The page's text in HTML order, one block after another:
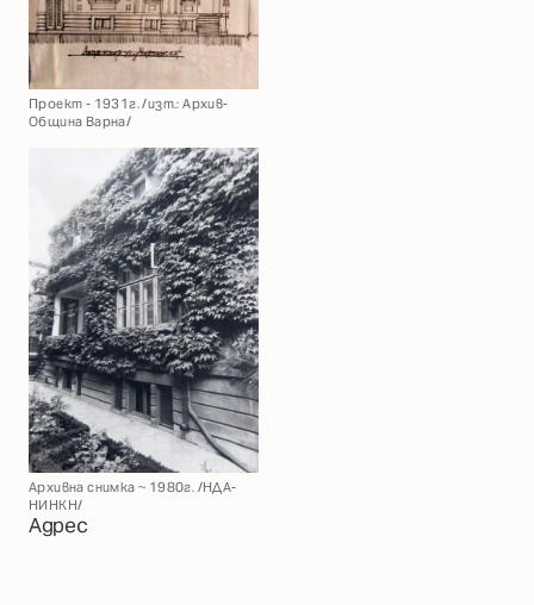
Проект - 1931г. /изт.: Архив-
Община Варна/
Архивна снимка ~ 1980г. /НДА-
НИНКН/
Адрес